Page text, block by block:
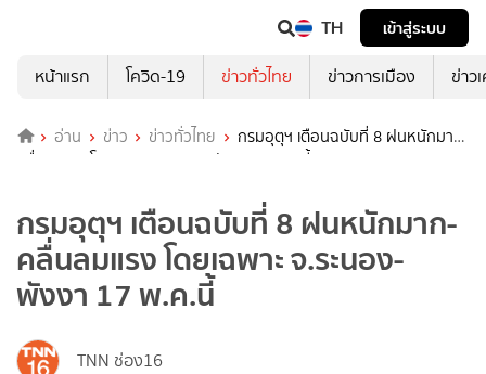
TH
เข้าสู่ระบบ
หน้าแรก
โควิด-19 ข่าวทั่วไทย ข่าวการเมือง ข่าว
อ่าน ข่าว ข่าวทั่วไทย
กรมอุตุฯ เตือนฉบับที่ 8 ฝนหนักมาก-
คลื่นลมแรง โดยเฉพาะ จ.ระนอง-พังงา 17 พ.ค.นี้
กรมอุตุฯ เตือนฉบับที่ 8 ฝนหนักมาก-
คลื่นลมแรง โดยเฉพาะ จ.ระนอง-
พังงา 17 พ.ค.นี้
TNN ช่อง16